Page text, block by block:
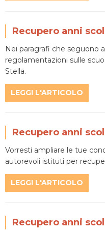
Recupero anni
Nei paragrafi che seguono
regolamentazioni sulle
Stella.
LEGGI L'ARTICOLO
Recupero anni
Vorresti ampliare le tue
autorevoli istituti per
LEGGI L'ARTICOLO
Recupero anni